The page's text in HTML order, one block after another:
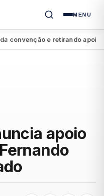
MENU
e retirando apoio a
apoio